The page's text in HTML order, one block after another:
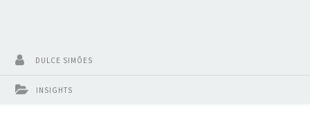
INSIGHTS
DULCE SIMÕES